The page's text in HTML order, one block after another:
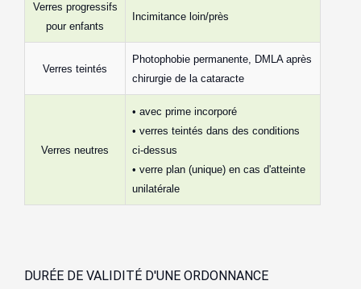
Verres progressifs
pour enfants
Incimitance loin/près
Verres teintés
Photophobie permanente, DMLA après
chirurgie de la cataracte
Verres neutres
• avec prime incorporé
• verres teintés dans des conditions
ci-dessus
• verre plan (unique) en cas d'atteinte
unilatérale
DURÉE DE VALIDITÉ D'UNE ORDONNANCE